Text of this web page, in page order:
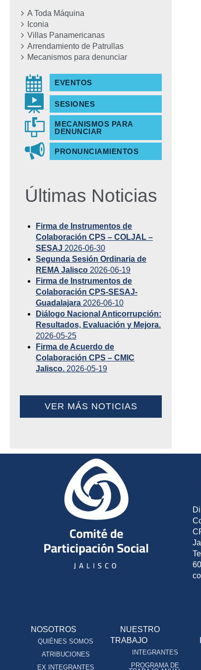
A Toda Máquina
Iconia
Villas Panamericanas
Arrendamiento de Patrullas
Mecanismos para denunciar
EVENTOS
SESIONES
MECANISMOS PARA
DENUNCIAR
PRONUNCIAMIENTOS
Últimas Noticias
Firma de Instrumentos de
Colaboración CPS – COLJAL –
SESAJ 2026-06-30
Segunda Sesión Ordinaria de
REMA Jalisco 2026-06-19
Firma de Instrumentos de
Colaboración CPS-SESAJ-
Guadalajara 2026-06-10
Diálogo Nacional Anticorrupción:
Resultados, Evaluación y Mejora.
2026-05-25
Firma de Acuerdo de
Colaboración CPS – CMIC
Jalisco. 2026-05-19
VER MÁS NOTICIAS
NOSOTROS
QUIÉNES SOMOS
ATRIBUCIONES
EX INTEGRANTES
NUESTRO
TRABAJO
INTEGRANTES
PROGRAMA DE